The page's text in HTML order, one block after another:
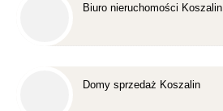
Biuro nieruchomości Koszalin
Domy sprzedaż Koszalin